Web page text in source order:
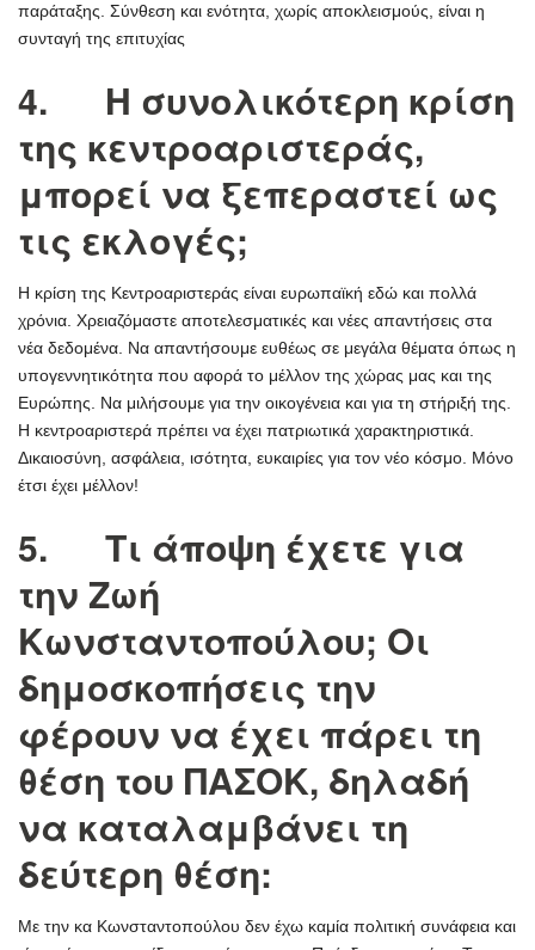
παράταξης. Σύνθεση και ενότητα, χωρίς αποκλεισμούς, είναι η
συνταγή της επιτυχίας
4. Η συνολικότερη κρίση
της κεντροαριστεράς,
μπορεί να ξεπεραστεί ως
τις εκλογές;
Η κρίση της Κεντροαριστεράς είναι ευρωπαϊκή εδώ και πολλά
χρόνια. Χρειαζόμαστε αποτελεσματικές και νέες απαντήσεις στα
νέα δεδομένα. Να απαντήσουμε ευθέως σε μεγάλα θέματα όπως η
υπογεννητικότητα που αφορά το μέλλον της χώρας μας και της
Ευρώπης. Να μιλήσουμε για την οικογένεια και για τη στήριξή της.
Η κεντροαριστερά πρέπει να έχει πατριωτικά χαρακτηριστικά.
Δικαιοσύνη, ασφάλεια, ισότητα, ευκαιρίες για τον νέο κόσμο. Μόνο
έτσι έχει μέλλον!
5. Τι άποψη έχετε για
την Ζωή
Κωνσταντοπούλου; Οι
δημοσκοπήσεις την
φέρουν να έχει πάρει τη
θέση του ΠΑΣΟΚ, δηλαδή
να καταλαμβάνει τη
δεύτερη θέση:
Με την κα Κωνσταντοπούλου δεν έχω καμία πολιτική συνάφεια και